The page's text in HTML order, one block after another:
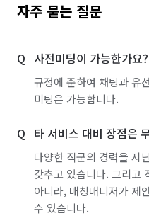
자주 묻는 질문
사전미팅이 가능한가요?
규정에 준하여 채팅과 유
미팅은 가능합니다.
타 서비스 대비 장점은
다양한 직군의 경력을 지
갖추고 있습니다. 그리고
아니라, 매칭매니저가 제
수 있습니다.